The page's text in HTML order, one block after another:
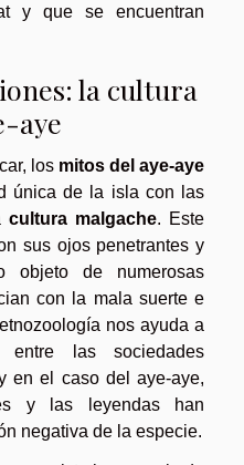
y que se encuentran
la cultura
aye
los mitos del aye-aye
única de la isla con las
cultura malgache. Este
sus ojos penetrantes y
objeto de numerosas
con la mala suerte e
nos ayuda a
entre las sociedades
en el caso del aye-aye,
y las leyendas han
negativa de la especie.